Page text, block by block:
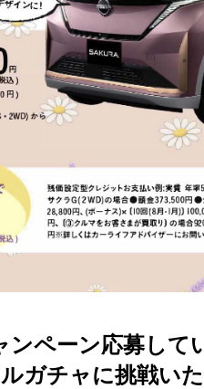
ンペーン応募して
ガチャに挑戦い